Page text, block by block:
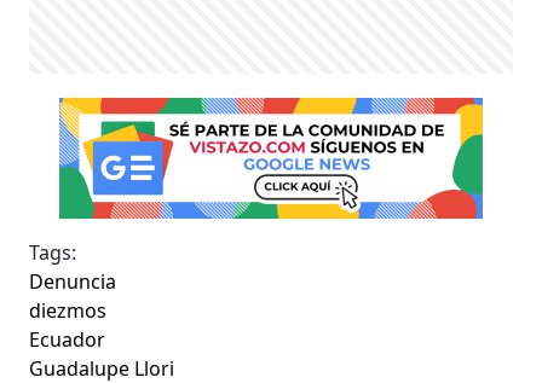
Tags:
Denuncia
diezmos
Ecuador
Guadalupe Llori